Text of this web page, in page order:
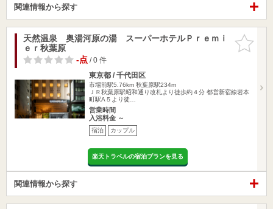
関連情報から探す
お気に入
りに追加
天然温泉 奥湯河原の湯 スーパーホテルＰｒｅｍｉ
ｅｒ秋葉原
-点/ 0 件
東京都 / 千代田区
市場前駅5.76km 秋葉原駅234m
ＪＲ秋葉原駅昭和通り改札より徒歩約４分 都営新宿線岩本
町駅A５より徒…
営業時間
入浴料金 ～
宿泊 カップル
楽天トラベルの宿泊プランを見る
関連情報から探す